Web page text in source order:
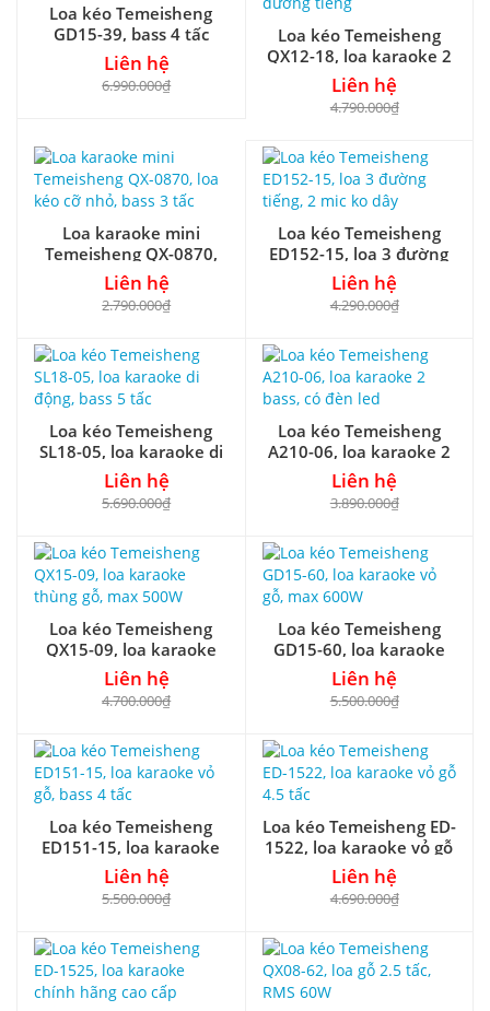
Loa kéo Temeisheng
GD15-39, bass 4 tấc
Liên hệ
6.990.000₫
Loa kéo Temeisheng
QX12-18, loa karaoke 2
đường tiếng
Liên hệ
4.790.000₫
Loa karaoke mini
Temeisheng QX-0870,
loa kéo cỡ nhỏ, bass 3
tấc
Liên hệ
2.790.000₫
Loa kéo Temeisheng
ED152-15, loa 3 đường
tiếng, 2 mic ko dây
Liên hệ
4.290.000₫
Loa kéo Temeisheng
SL18-05, loa karaoke di
động, bass 5 tấc
Liên hệ
5.690.000₫
Loa kéo Temeisheng
A210-06, loa karaoke 2
bass, có đèn led
Liên hệ
3.890.000₫
Loa kéo Temeisheng
QX15-09, loa karaoke
thùng gỗ, max 500W
Liên hệ
4.700.000₫
Loa kéo Temeisheng
GD15-60, loa karaoke
vỏ gỗ, max 600W
Liên hệ
5.500.000₫
Loa kéo Temeisheng
ED151-15, loa karaoke
vỏ gỗ, bass 4 tấc
Liên hệ
5.500.000₫
Loa kéo Temeisheng ED-
1522, loa karaoke vỏ gỗ
4.5 tấc
Liên hệ
4.690.000₫